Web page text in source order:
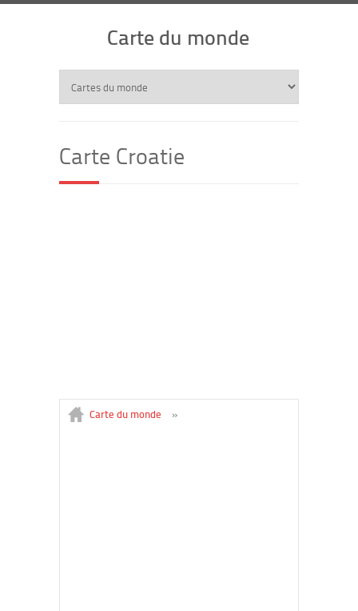
Carte du monde
Carte Croatie
Carte du monde »